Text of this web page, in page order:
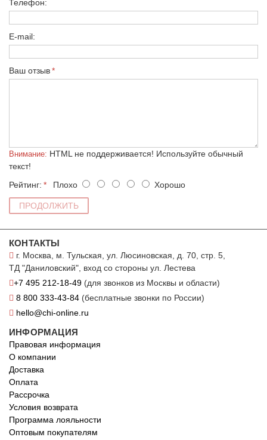
Телефон:
E-mail:
Ваш отзыв
Внимание: HTML не поддерживается! Используйте обычный
текст!
Рейтинг:
Плохо Хорошо
ПРОДОЛЖИТЬ
КОНТАКТЫ
г. Москва, м. Тульская, ул. Люсиновская, д. 70, стр. 5,
ТД "Даниловский", вход со стороны ул. Лестева
+7 495 212-18-49 (для звонков из Москвы и области)
8 800 333-43-84 (бесплатные звонки по России)
hello@chi-online.ru
ИНФОРМАЦИЯ
Правовая информация
О компании
Доставка
Оплата
Рассрочка
Условия возврата
Программа лояльности
Оптовым покупателям